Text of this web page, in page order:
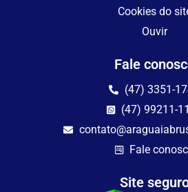
Cookies do
Ouvir
Fale
(47) 3351-
(47) 99211-
Fale
Site